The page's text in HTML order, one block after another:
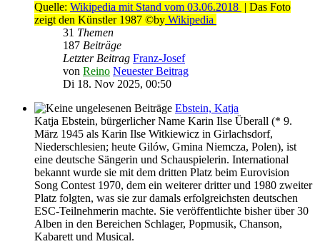
Quelle: Wikipedia mit Stand vom 03.06.2018 | Das Foto
zeigt den Künstler 1987 ©by Wikipedia
31 Themen
187 Beiträge
Letzter Beitrag Franz-Josef
von Reino Neuester Beitrag
Di 18. Nov 2025, 00:50
Ebstein, Katja
Katja Ebstein, bürgerlicher Name Karin Ilse Überall (* 9.
März 1945 als Karin Ilse Witkiewicz in Girlachsdorf,
Niederschlesien; heute Gilów, Gmina Niemcza, Polen), ist
eine deutsche Sängerin und Schauspielerin. International
bekannt wurde sie mit dem dritten Platz beim Eurovision
Song Contest 1970, dem ein weiterer dritter und 1980 zweiter
Platz folgten, was sie zur damals erfolgreichsten deutschen
ESC-Teilnehmerin machte. Sie veröffentlichte bisher über 30
Alben in den Bereichen Schlager, Popmusik, Chanson,
Kabarett und Musical.